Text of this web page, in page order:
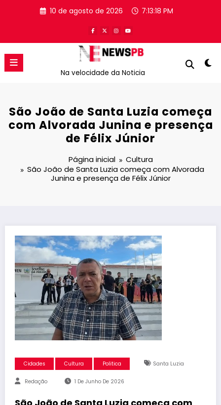
10 de agosto de 2026 7:13:19 PM
Na velocidade da Noticia
São João de Santa Luzia começa
com Alvorada Junina e presença
de Félix Júnior
Página inicial
Cultura
São João de Santa Luzia começa com Alvorada
Junina e presença de Félix Júnior
Cidades Cultura Politica Santa Luzia
Redação 1 De Junho De 2026